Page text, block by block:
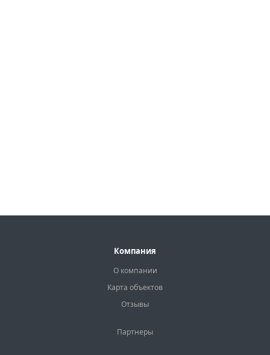
Компания
О компании
Карта объектов
Отзывы
Партнеры